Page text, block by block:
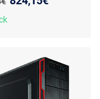
Go DDR5, 512 Go
Win11 Pro – Compact